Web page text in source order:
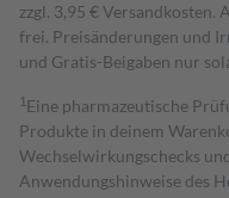
zzgl. 3,95 €
frei. Preisänderungen und
und Gratis-Beigaben nur
1 Eine pharmazeutische
Produkte in deinem
Wechselwirkungschecks
Anwendungshinweise des